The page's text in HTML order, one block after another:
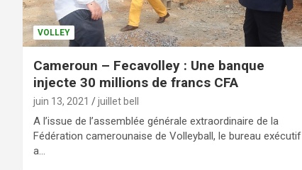
VOLLEY
Cameroun – Fecavolley : Une banque
injecte 30 millions de francs CFA
juin 13, 2021 juillet bell
A l’issue de l’assemblée générale extraordinaire de la
Fédération camerounaise de Volleyball, le bureau exécutif
a…